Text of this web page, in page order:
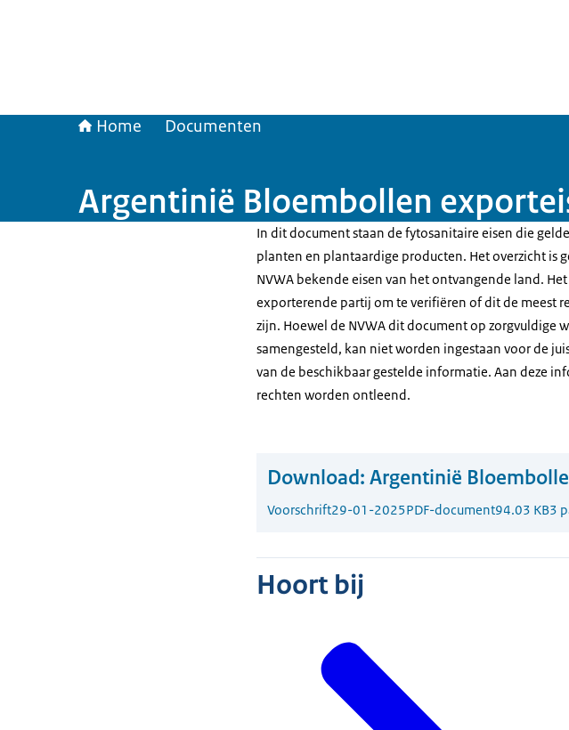
Home Documenten
Argentinië Bloembollen
In dit document staan de fytosanitaire eisen die
planten en plantaardige producten. Het overzicht is
NVWA bekende eisen van het ontvangende land. Het
exporterende partij om te verifiëren of dit de meest
zijn. Hoewel de NVWA dit document op zorgvuldige
samengesteld, kan niet worden ingestaan voor de
van de beschikbaar gestelde informatie. Aan deze
rechten worden ontleend.
Download: Argentinië
Voorschrift29-01-2025PDF-document94.03 KB3
Hoort bij